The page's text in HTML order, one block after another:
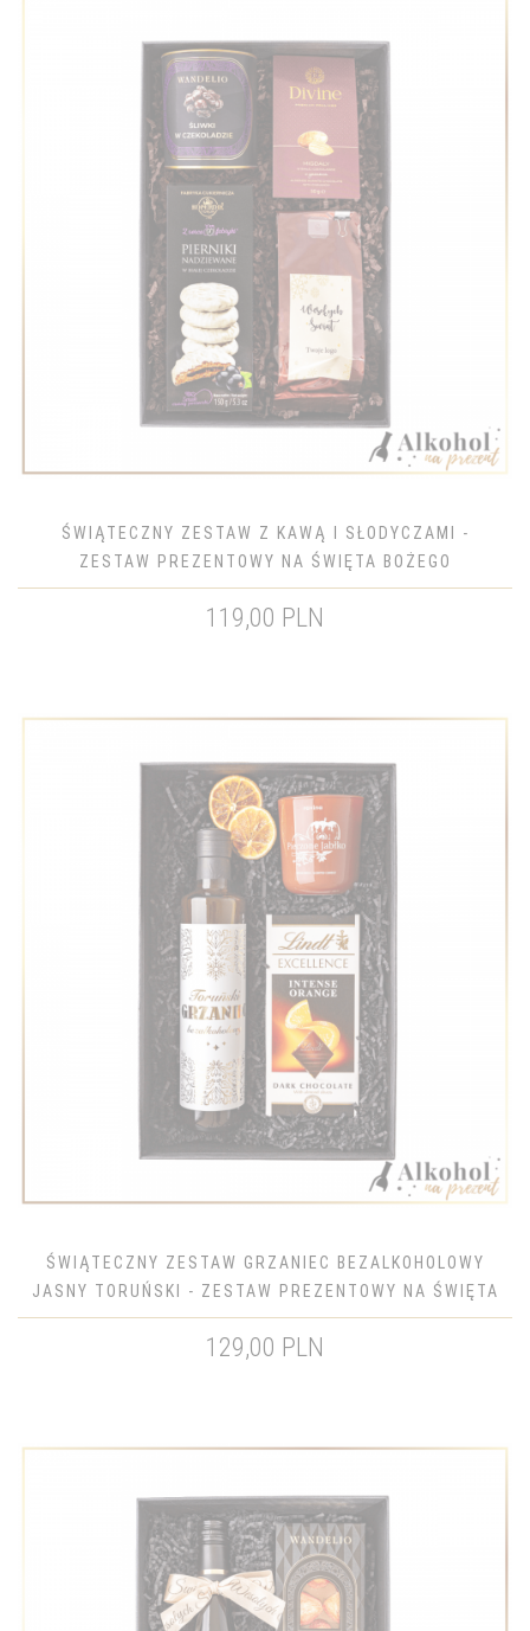
ŚWIĄTECZNY ZESTAW Z KAWĄ I SŁODYCZAMI -
ZESTAW PREZENTOWY NA ŚWIĘTA BOŻEGO
NARODZENIA
119,00 PLN
ŚWIĄTECZNY ZESTAW GRZANIEC BEZALKOHOLOWY
JASNY TORUŃSKI - ZESTAW PREZENTOWY NA ŚWIĘTA
BOŻEGO NARODZENIA
129,00 PLN